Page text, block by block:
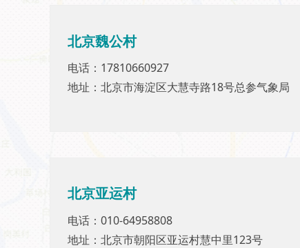
北京魏公村
电话：17810660927
地址：北京市海淀区大慧寺路18号总参气象局
北京魏公村
电话：17810660927
地址：北京市海淀区大慧寺路18号总参气象局
北京亚运村
电话：010-64958808
地址：北京市朝阳区亚运村慧中里123号
北京亚运村
电话：010-64958808
地址：北京市朝阳区亚运村慧中里123号